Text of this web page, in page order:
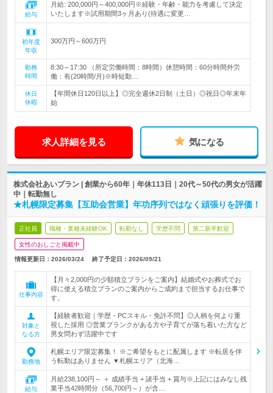
給与
月給: 200,000円～400,000円※経験・年齢・能力を考慮して決定
いたします※試用期間3ヶ月あり(待遇に変更…
初年度
年収
300万円～600万円
勤務
時間
8:30～17:30 （所定労働時間：8時間）休憩時間：60分時間外労
働：有(20時間/月)※時短勤…
休日
休暇
【年間休日120日以上】◎完全週休2日制（土日）◎祝日◎年末年
始
求人詳細を見る 気になる
株式会社あいプラン | 創業から60年｜年休113日｜20代～50代の男女が活躍
中｜転勤無し
★札幌限定募集【互助会営業】年功序列ではなく頑張りを評価！
正社員 職種・業種未経験OK 転勤なし 学歴不問 第二新卒歓迎
女性のおしごと掲載中
情報更新日：2026/03/24 終了予定日： 2026/09/21
仕事内容
【月々2,000円の少額積立プランをご案内】結婚式やお葬式でお
得に使える積立プランのご案内からご成約まで担当するお仕事で
す。
対象と
なる方
【経験者歓迎｜学歴・PCスキル・免許不問】◎人柄を何より重
視した採用 ◎営業ブランクがある方や子育てが落ち着いた方など
男女問わず活躍中です
勤務地
札幌エリア限定募集！ ※ご希望をもとに配属します ※転居を伴
う転勤はありません ▼札幌エリア（北海…
給与
月給238,100円～ ＋ 成績手当 + 諸手当 + 賞与※上記にはみなし残
業手当42時間分（56,700円～）が含…